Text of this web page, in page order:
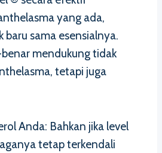
yang ada,
sama esensialnya.
mendukung tidak
tetapi juga
Anda: Bahkan jika level
tetap terkendali